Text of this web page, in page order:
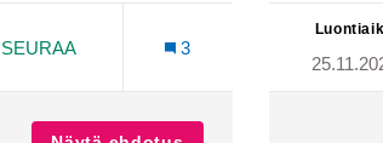
36 SEURAAJAA
SEURAA
MAJAKKARANTA VIIHTYISÄKSI JÄLLEEN
3